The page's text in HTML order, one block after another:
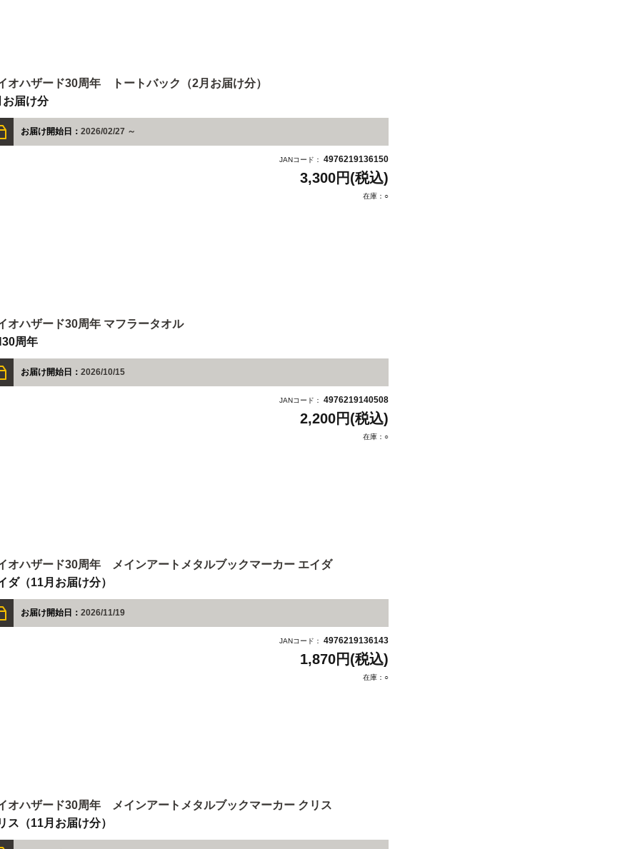
オハザード30周年 トートバック（2月お届け分）
お届け分
お届け開始日： 2026/02/27 ～
JANコード： 4976219136150
3,300円(税込)
在庫：○
オハザード30周年 マフラータオル
周年
お届け開始日： 2026/10/15
JANコード： 4976219140508
2,200円(税込)
在庫：○
オハザード30周年 メインアートメタルブックマーカー エイダ
ダ（11月お届け分）
お届け開始日： 2026/11/19
JANコード： 4976219136143
1,870円(税込)
在庫：○
オハザード30周年 メインアートメタルブックマーカー クリス
ス（11月お届け分）